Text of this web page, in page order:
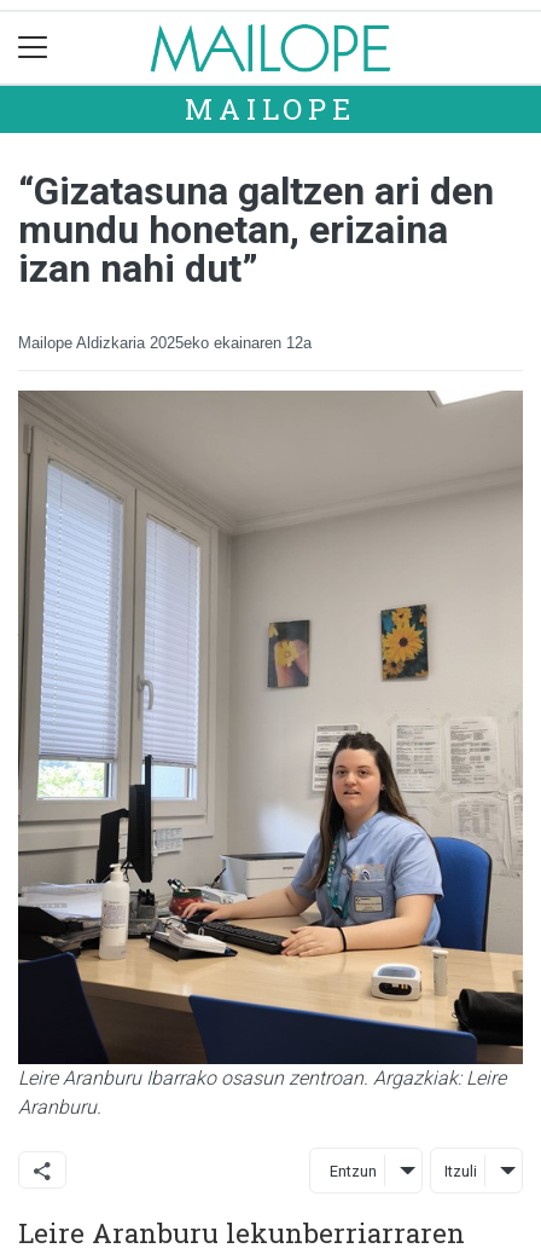
MAILOPE
“Gizatasuna galtzen ari den
mundu honetan, erizaina
izan nahi dut”
Mailope Aldizkaria 2025eko ekainaren 12a
Leire Aranburu Ibarrako osasun zentroan. Argazkiak: Leire
Aranburu.
Entzun Itzuli
Leire Aranburu lekunberriarraren